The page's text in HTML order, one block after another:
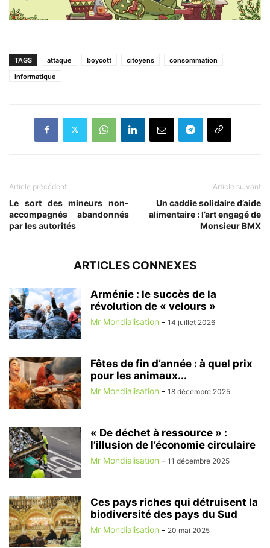
TAGS attaque boycott citoyens
consommation
informatique
Article précédent
Le sort des mineurs non-
accompagnés abandonnés
par les autorités
Article suivant
Un caddie solidaire d’aide
alimentaire : l’art engagé de
Monsieur BMX
ARTICLES CONNEXES
Arménie : le succès de la
révolution de « velours »
Mr Mondialisation - 14 juillet 2026
Fêtes de fin d’année : à quel prix
pour les animaux...
Mr Mondialisation - 18 décembre 2025
« De déchet à ressource » :
l’illusion de l’économie circulaire
Mr Mondialisation - 11 décembre 2025
Ces pays riches qui détruisent la
biodiversité des pays du Sud
Mr Mondialisation - 20 mai 2025